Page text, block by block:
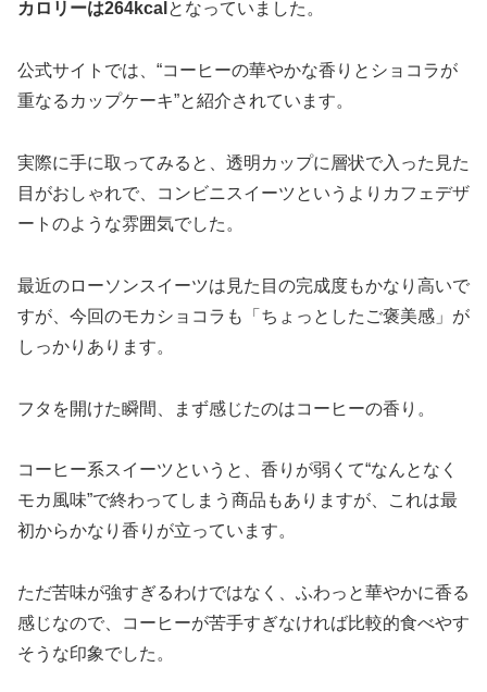
カロリーは264kcal となっていました。
公式サイトでは、“コーヒーの華やかな香りとショコラが
重なるカップケーキ”と紹介されています。
実際に手に取ってみると、透明カップに層状で入った見た
目がおしゃれで、コンビニスイーツというよりカフェデザ
ートのような雰囲気でした。
最近のローソンスイーツは見た目の完成度もかなり高いで
すが、今回のモカショコラも「ちょっとしたご褒美感」が
しっかりあります。
フタを開けた瞬間、まず感じたのはコーヒーの香り。
コーヒー系スイーツというと、香りが弱くて“なんとなく
モカ風味”で終わってしまう商品もありますが、これは最
初からかなり香りが立っています。
ただ苦味が強すぎるわけではなく、ふわっと華やかに香る
感じなので、コーヒーが苦手すぎなければ比較的食べやす
そうな印象でした。